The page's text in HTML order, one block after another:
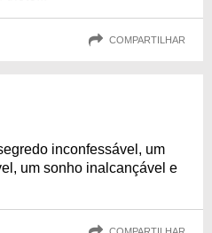
COMPARTILHAR
inconfessável, um
um sonho inalcançável e
COMPARTILHAR